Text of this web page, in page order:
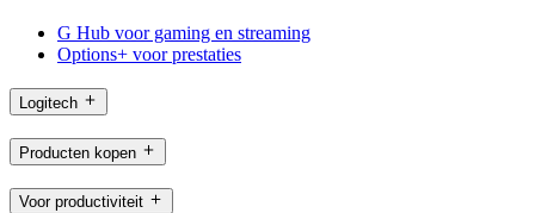
G Hub voor gaming en streaming
Options+ voor prestaties
Logitech
Producten kopen
Voor productiviteit